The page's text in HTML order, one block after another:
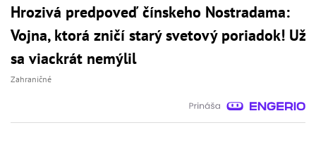
Hrozivá predpoveď čínskeho Nostradama:
Vojna, ktorá zničí starý svetový poriadok! Už
sa viackrát nemýlil
Zahraničné